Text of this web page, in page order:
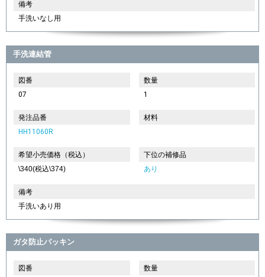
備考
手洗いなし用
手洗連結管
図番
07
数量
1
発注品番
HH11060R
材料
希望小売価格（税込）
\340(税込\374)
下位の補修品
あり
備考
手洗いあり用
ガタ防止パッキン
図番
数量